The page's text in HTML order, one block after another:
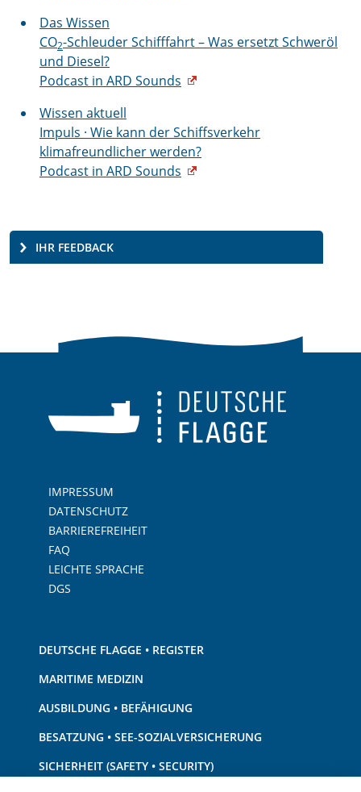
Das Wissen
CO2-Schleuder Schifffahrt – Was ersetzt Schweröl
und Diesel?
Podcast in ARD Sounds
Wissen aktuell
Impuls · Wie kann der Schiffsverkehr
klimafreundlicher werden?
Podcast in ARD Sounds
IHR FEEDBACK
IMPRESSUM
DATENSCHUTZ
BARRIEREFREIHEIT
FAQ
LEICHTE SPRACHE
DGS
DEUTSCHE FLAGGE • REGISTER
MARITIME MEDIZIN
AUSBILDUNG • BEFÄHIGUNG
BESATZUNG • SEE-SOZIALVERSICHERUNG
SICHERHEIT (SAFETY • SECURITY)